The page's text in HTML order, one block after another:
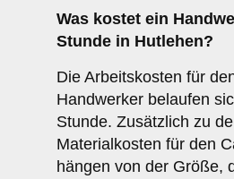
Was kostet ein
Stunde in Hutlehen?
Die Arbeitskosten für
Handwerker belaufen
Stunde. Zusätzlich zu
Materialkosten für den
hängen von der Größe,